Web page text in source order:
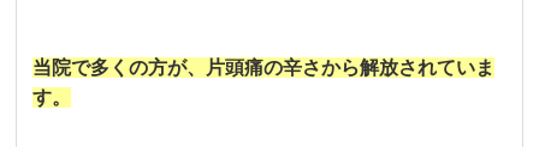
当院で多くの方が、片頭痛の辛さから解放されていま
す。